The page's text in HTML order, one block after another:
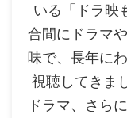
いる「ドラ映
合間にドラマ
味で、長年に
視聴してきま
ドラマ、さら